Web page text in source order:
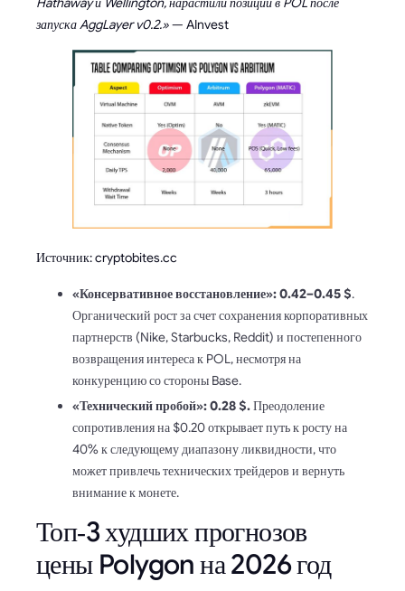
запуска AggLayer v0.2.»— AInvest
Источник: cryptobites.cc
«Консервативное восстановление»: 0.42–0.45 $.
Органический рост за счет сохранения корпоративных
партнерств (Nike, Starbucks, Reddit) и постепенного
возвращения интереса к POL, несмотря на
конкуренцию со стороны Base.
«Технический пробой»: 0.28 $.Преодоление
сопротивления на $0.20 открывает путь к росту на
40% к следующему диапазону ликвидности, что
может привлечь технических трейдеров и вернуть
внимание к монете.
Топ‑3 худших прогнозов
цены Polygon на 2026 год